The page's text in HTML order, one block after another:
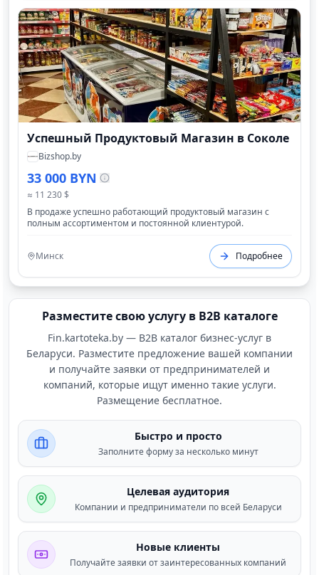
Успешный Продуктовый Магазин в Соколе
Bizshop.by
33 000 BYN
≈ 11 230 $
В продаже успешно работающий продуктовый магазин с
полным ассортиментом и постоянной клиентурой.
Минск Подробнее
Разместите свою услугу в B2B каталоге
Fin.kartoteka.by — B2B каталог бизнес-услуг в
Беларуси. Разместите предложение вашей компании
и получайте заявки от предпринимателей и
компаний, которые ищут именно такие услуги.
Размещение бесплатное.
Быстро и просто
Заполните форму за несколько минут
Целевая аудитория
Компании и предприниматели по всей Беларуси
Новые клиенты
Получайте заявки от заинтересованных компаний